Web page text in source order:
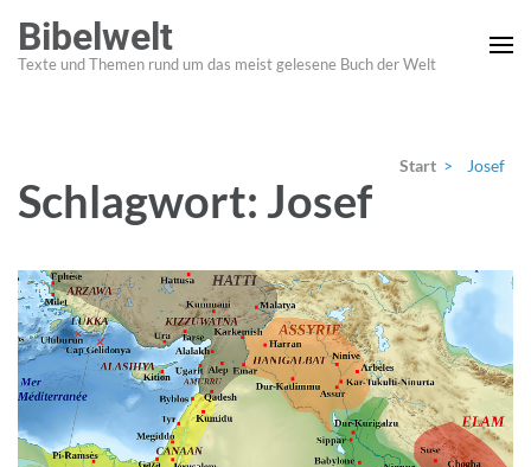
Inhalt
springen
Bibelwelt
Texte und Themen rund um das meist gelesene Buch der Welt
Schlagwort: Josef
Start > Josef